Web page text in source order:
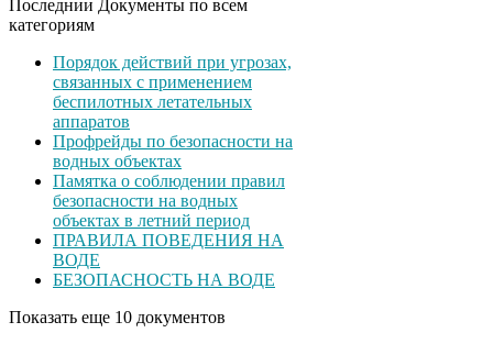
Последнии Документы по всем
категориям
Порядок действий при угрозах,
связанных с применением
беспилотных летательных
аппаратов
Профрейды по безопасности на
водных объектах
Памятка о соблюдении правил
безопасности на водных
объектах в летний период
ПРАВИЛА ПОВЕДЕНИЯ НА
ВОДЕ
БЕЗОПАСНОСТЬ НА ВОДЕ
Показать еще 10 документов